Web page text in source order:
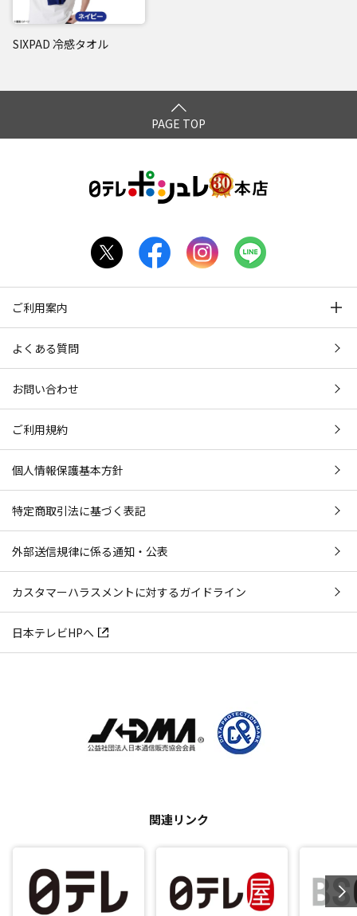
SIXPAD 冷感タオル
PAGE TOP
ご利用案内
よくある質問
お問い合わせ
ご利用規約
個人情報保護基本方針
特定商取引法に基づく表記
外部送信規律に係る通知・公表
カスタマーハラスメントに対するガイドライン
日本テレビHPへ
関連リンク